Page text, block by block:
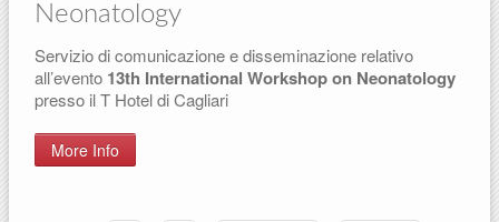
Neonatology
Servizio di comunicazione e disseminazione relativo
all’evento 13th International Workshop on Neonatology
presso il T Hotel di Cagliari
More Info